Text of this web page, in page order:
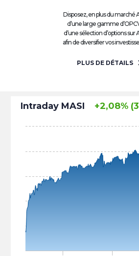
Disposez, en plus du marché
d’une large gamme
d’une sélection d’options sur
afin de diversifier vos
PLUS DE DÉTAILS
Intraday MASI +2,08%